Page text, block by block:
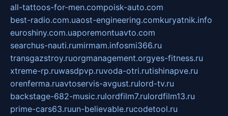
all-tattoos-for-men.compoisk-auto.com
best-radio.com.uaost-engineering.comkuryatnik.info
euroshiny.com.uaporemontuavto.com
searchus-nauti.rumirmam.infosmi366.ru
transgazstroy.ruorgmanagement.orgyes-fitness.ru
xtreme-rp.ruwasdpvp.ruvoda-otri.rutishinapve.ru
orenferma.ruavtoservis-avgust.rulord-tv.ru
backstage-682-music.rulordfilm7.rulordfilm13.ru
prime-cars63.ruun-believable.rucodetool.ru